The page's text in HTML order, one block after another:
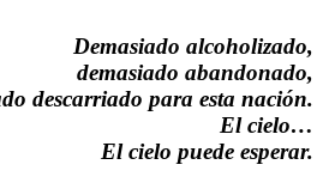
Demasiado alcoholizado,
demasiado abandonado,
descarriado para esta nación.
El cielo…
El cielo puede esperar.